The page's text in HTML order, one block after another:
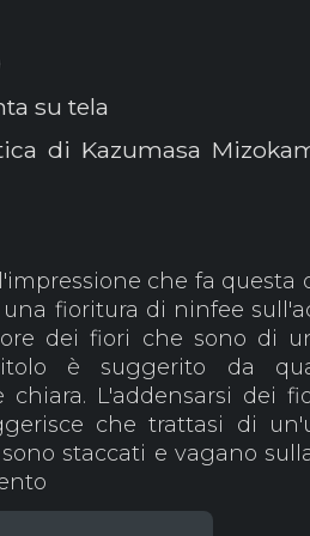
su tela
di Kazumasa
che fa questa
fioritura di ninfee
dei fiori che sono di
è suggerito da
L'addensarsi dei
che trattasi di
staccati e vagano